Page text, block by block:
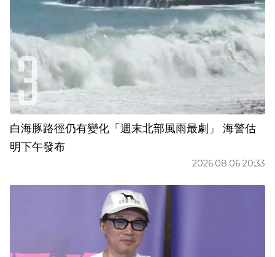
白海豚路徑仍有變化「週末北部風雨最劇」 海警估
明下午發布
2026.08.06 20:33